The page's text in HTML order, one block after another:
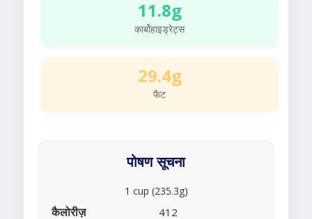
11.8g
कार्बोहाइड्रेट्स
29.4g
फैट
पोषण सूचना
1 cup (235.3g)
कैलोरीज़ 412